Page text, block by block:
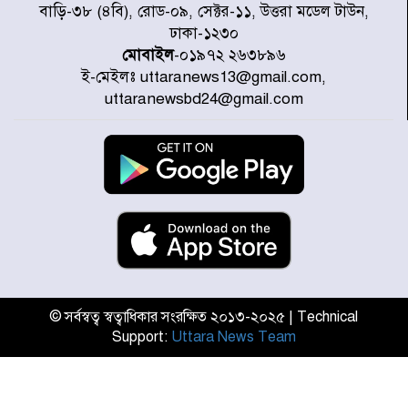
রুটে ট্রেন চলাচল স্বাভাবিক
ইনফান্তিনোকে নরওয়ে ফুটবল প্রধানের
আল্টিমেটাম
দেশে ভারি বৃষ্টির সতর্কবার্তা, ১০
জেলায় বন্যার পূর্বাভাস
৫৩ নং ওয়ার্ডের সড়কে নেমপ্লেট
স্থাপনের উদ্যোগ চান মিয়া ব্যাপারীর
৭ জেলায় ঝোড়ো হাওয়াসহ বজ্রবৃষ্টির
শঙ্কা
বাড়ি-৩৮ (৪বি), রোড-০৯, সেক্টর-১১, উত্তরা মডেল টাউন,
ঢাকা-১২৩০
মোবাইল-০১৯৭২ ২৬৩৮৯৬
ই-মেইলঃ uttaranews13@gmail.com,
uttaranewsbd24@gmail.com
© সর্বস্বত্ব স্বত্বাধিকার সংরক্ষিত ২০১৩-২০২৫ | Technical
Support: Uttara News Team